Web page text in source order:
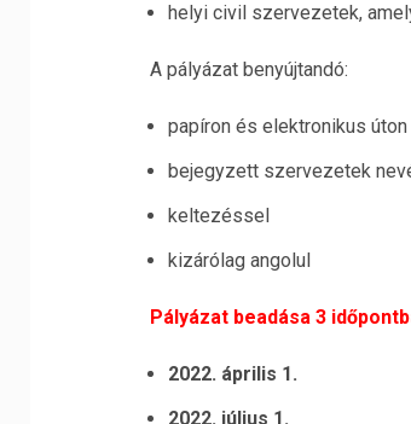
helyi civil szervezetek,
A pályázat benyújtandó:
papíron és elektronikus
bejegyzett szervezetek
keltezéssel
kizárólag angolul
Pályázat beadása 3
2022. április 1.
2022. július 1.